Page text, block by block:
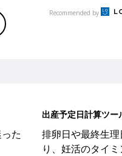
Recommended by
た
出産予定日計算ツー
排卵日や最終生
り、妊活のタイ